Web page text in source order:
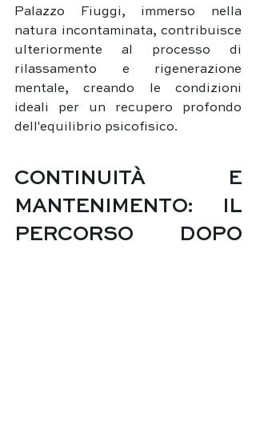
Palazzo Fiuggi, immerso nella
natura incontaminata, contribuisce
ulteriormente al processo di
rilassamento e rigenerazione
mentale, creando le condizioni
ideali per un recupero profondo
dell'equilibrio psicofisico.
CONTINUITÀ E
MANTENIMENTO: IL
PERCORSO DOPO